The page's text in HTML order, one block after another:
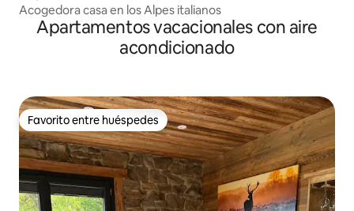
Acogedora casa en los Alpes italianos
Apartamentos vacacionales con aire
acondicionado
Favorito entre huéspedes
Favorito entre huéspedes